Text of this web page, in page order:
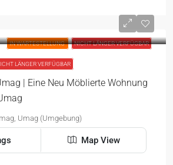
IN WARTESTELLUNG NICHT LÄNGER VERFÜGBAR
LÄNGER VERFÜGBAR
| Eine Neu Möblierte Wohnung
Umag (Umgebung)
Map View